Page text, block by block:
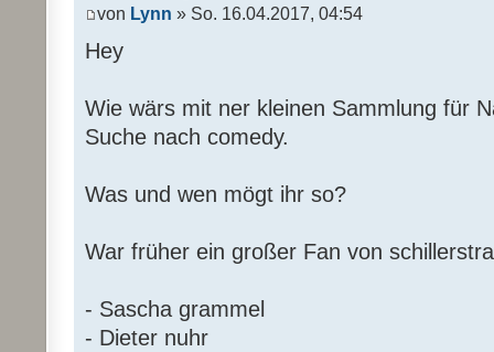
von Lynn » So. 16.04.2017, 04:54
Hey
Wie wärs mit ner kleinen Sammlung für
Suche nach comedy.
Was und wen mögt ihr so?
War früher ein großer Fan von
- Sascha grammel
- Dieter nuhr